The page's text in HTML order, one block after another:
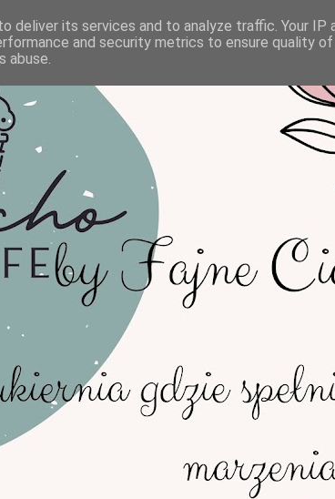
deliver its services and to analyze traffic. Your IP
and security metrics to ensure quality
abuse.